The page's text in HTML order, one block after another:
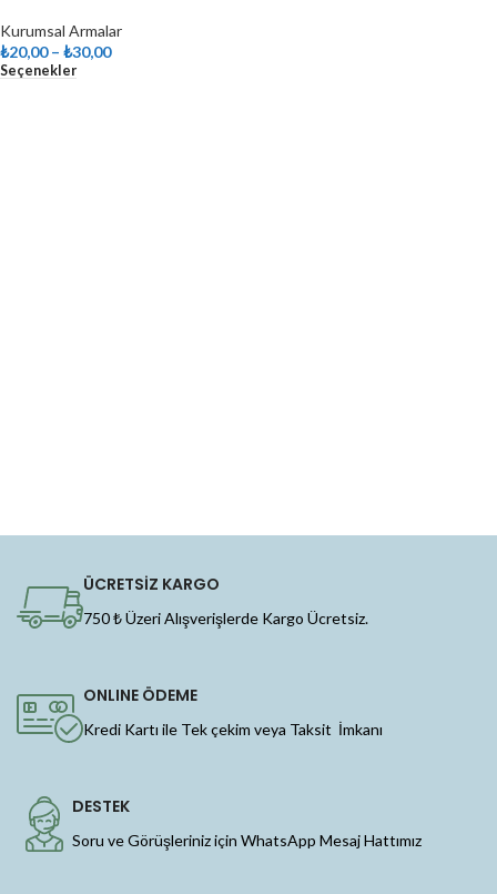
Kurumsal Armalar
₺20,00 – ₺30,00
Seçenekler
ÜCRETSİZ KARGO
750 ₺ Üzeri Alışverişlerde Kargo Ücretsiz.
ONLINE ÖDEME
Kredi Kartı ile Tek çekim veya Taksit İmkanı
DESTEK
Soru ve Görüşleriniz için WhatsApp Mesaj Hattımız